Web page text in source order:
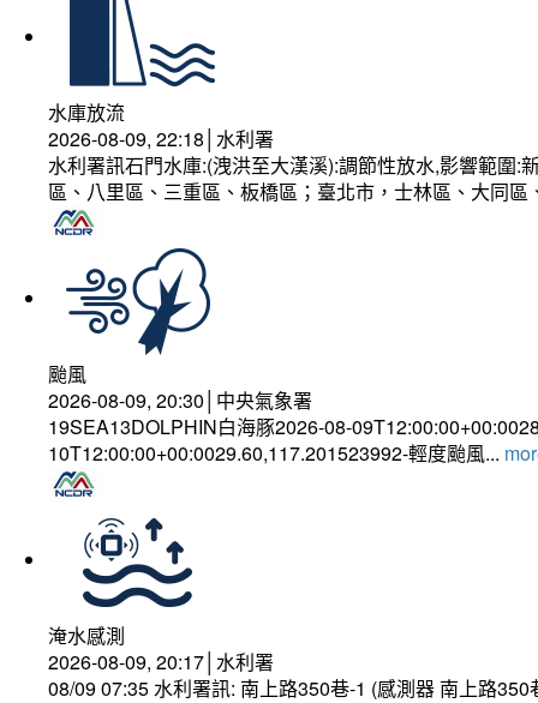
水庫放流
2026-08-09, 22:18│水利署
水利署訊石門水庫:(洩洪至大漢溪):調節性放水,影響範圍
區、八里區、三重區、板橋區；臺北市，士林區、大同
颱風
2026-08-09, 20:30│中央氣象署
19SEA13DOLPHIN白海豚2026-08-
10T12:00:00+00:0029.60,117.201523992-輕度颱風...
淹水感測
2026-08-09, 20:17│水利署
08/09 07:35 水利署訊: 南上路350巷-1 (感測器 南上路